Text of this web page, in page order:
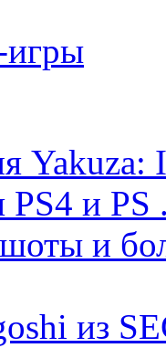
игры
Yakuza:
PS4 и PS
и
из